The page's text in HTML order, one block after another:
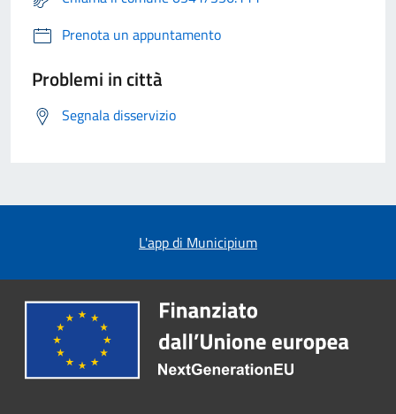
Prenota un appuntamento
Problemi in città
Segnala disservizio
L'app di Municipium